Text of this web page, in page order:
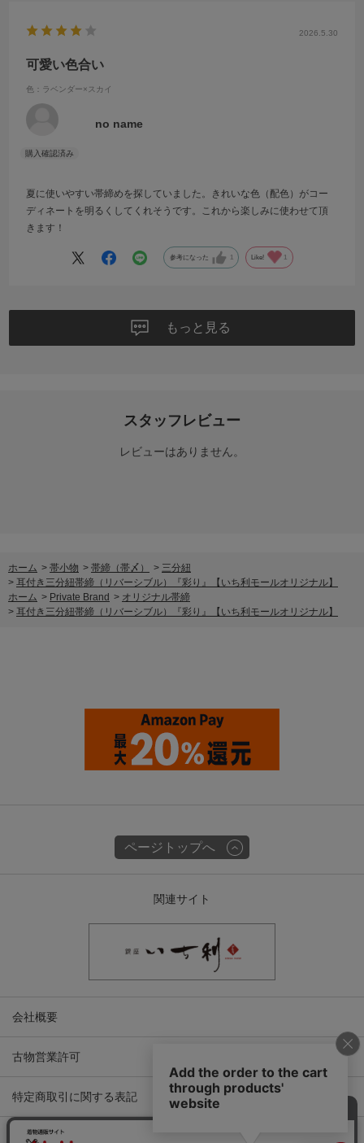
2026.5.30
可愛い色合い
色：ラベンダー×スカイ
no name
夏に使いやすい帯締めを探していました。きれいな色（配色）がコー
ディネートを明るくしてくれそうです。これから楽しみに使わせて頂
きます！
参考になった 1 Like! 1
もっと見る
スタッフレビュー
レビューはありません。
ホーム > 帯小物 > 帯締（帯〆） > 三分紐
> 耳付き三分紐帯締（リバーシブル）『彩り』【いち利モールオリジナル】
ホーム > Private Brand > オリジナル帯締
> 耳付き三分紐帯締（リバーシブル）『彩り』【いち利モールオリジナル】
ページトップへ
関連サイト
会社概要
古物営業許可
特定商取引に関する表記
プライバシーポリシー